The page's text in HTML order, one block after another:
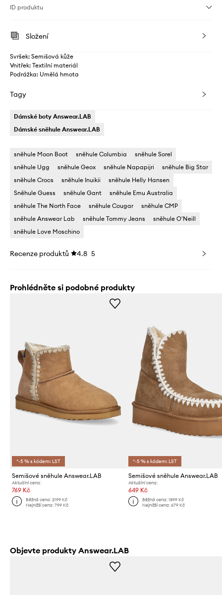
ID produktu
Složení
Svršek: Semišová kůže
Vnitřek: Textilní materiál
Podrážka: Umělá hmota
Tagy
Dámské boty Answear.LAB
Dámské sněhule Answear.LAB
sněhule Moon Boot sněhule Columbia
sněhule Sorel
sněhule Ugg
sněhule Geox sněhule Napapijri
sněhule Big Star
sněhule Crocs
sněhule Inuikii
sněhule Helly Hansen
Sněhule Guess
sněhule Gant
sněhule Emu Australia
sněhule The North Face
sněhule Cougar
sněhule CMP
sněhule Answear Lab
sněhule Tommy Jeans
sněhule O'Neill
sněhule Love Moschino
Recenze produktů 4.8 5
Prohlédněte si podobné produkty
*-5 % s kódem: LST
Semišové sněhule Answear.LAB
Aktuální cena:
769 Kč
Běžná cena:2199 Kč
Nejnižší cena:799 Kč
*-5 % s kódem: LST
Semišové sněhule Answear.LAB
Aktuální cena:
649 Kč
Běžná cena: 1899 Kč
Nejnižší cena: 679 Kč
Objevte produkty Answear.LAB